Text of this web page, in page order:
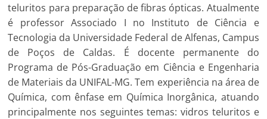
teluritos para preparação de fibras ópticas. Atualmente
é professor Associado I no Instituto de Ciência e
Tecnologia da Universidade Federal de Alfenas, Campus
de Poços de Caldas. É docente permanente do
Programa de Pós-Graduação em Ciência e Engenharia
de Materiais da UNIFAL-MG. Tem experiência na área de
Química, com ênfase em Química Inorgânica, atuando
principalmente nos seguintes temas: vidros teluritos e